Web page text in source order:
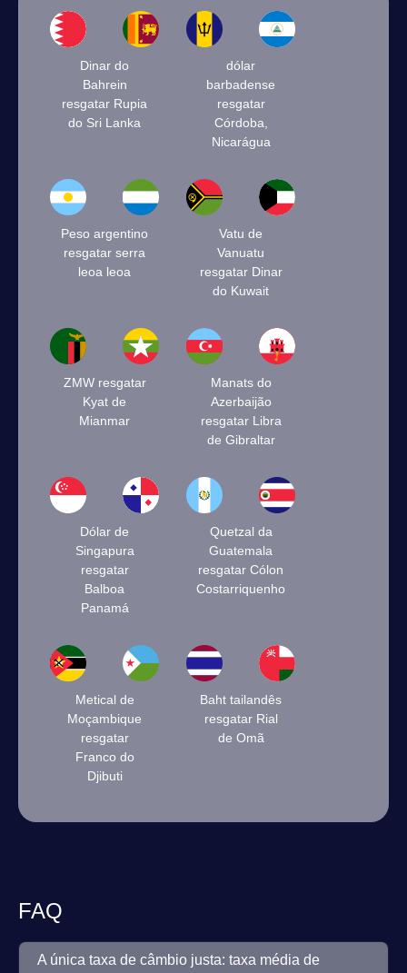
Dinar do
Bahrein
resgatar Rupia
do Sri Lanka
dólar
barbadense
resgatar
Córdoba,
Nicarágua
Peso argentino
resgatar serra
leoa leoa
Vatu de
Vanuatu
resgatar Dinar
do Kuwait
ZMW resgatar
Kyat de
Mianmar
Manats do
Azerbaijão
resgatar Libra
de Gibraltar
Dólar de
Singapura
resgatar
Balboa
Panamá
Quetzal da
Guatemala
resgatar Cólon
Costarriquenho
Metical de
Moçambique
resgatar
Franco do
Djibuti
Baht tailandês
resgatar Rial
de Omã
FAQ
A única taxa de câmbio justa: taxa média de